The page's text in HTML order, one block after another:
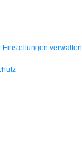
Einstellungen verwalten